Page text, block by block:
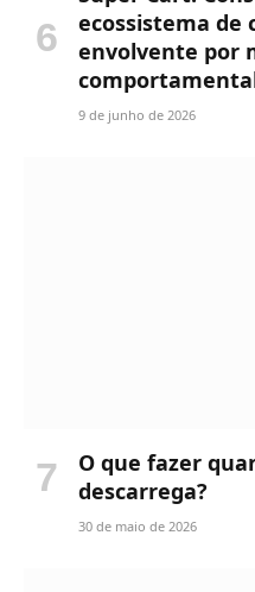
ecossistema de
envolvente por
9 de junho de 2026
O que fazer
descarrega?
30 de maio de 2026